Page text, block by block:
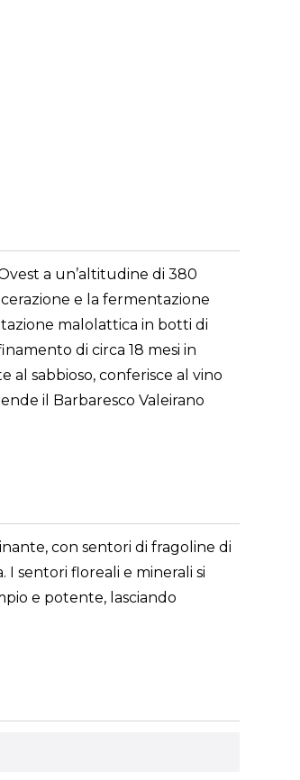
a un’altitudine di 380
e la fermentazione
malolattica in botti di
di circa 18 mesi in
sabbioso, conferisce al vino
il Barbaresco Valeirano
con sentori di fragoline di
sentori floreali e minerali si
e potente, lasciando